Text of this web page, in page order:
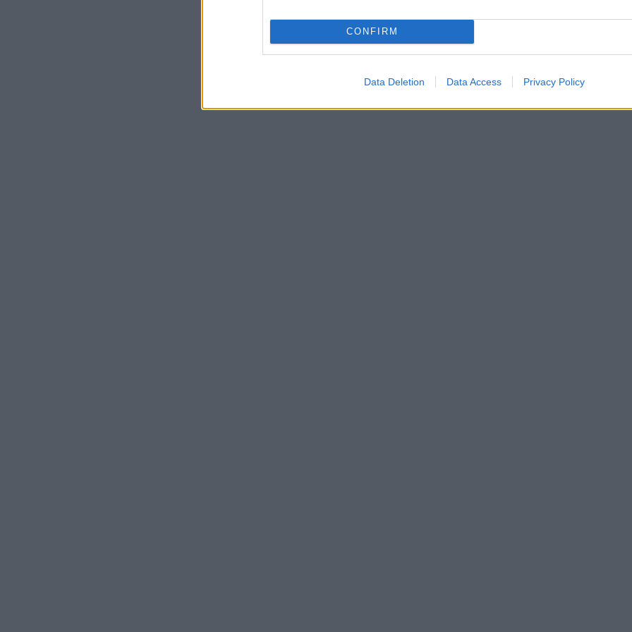
CONFIRM
Data Deletion Data Access Privacy Policy